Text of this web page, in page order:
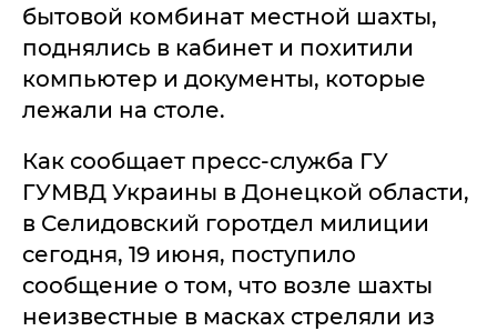
бытовой комбинат местной шахты,
поднялись в кабинет и похитили
компьютер и документы, которые
лежали на столе.
Как сообщает пресс-служба ГУ
ГУМВД Украины в Донецкой области,
в Селидовский горотдел милиции
сегодня, 19 июня, поступило
сообщение о том, что возле шахты
неизвестные в масках стреляли из